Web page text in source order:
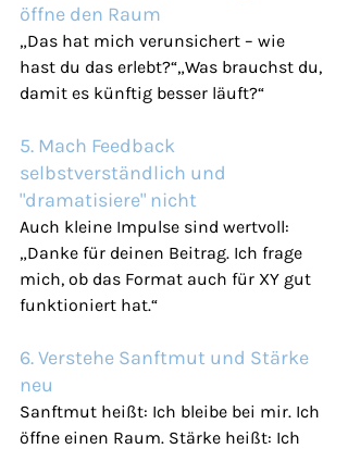
öffne den Raum
„Das hat mich verunsichert – wie
hast du das erlebt?“„Was brauchst du,
damit es künftig besser läuft?“
5. Mach Feedback
selbstverständlich und
"dramatisiere" nicht
Auch kleine Impulse sind wertvoll:
„Danke für deinen Beitrag. Ich frage
mich, ob das Format auch für XY gut
funktioniert hat.“
6. Verstehe Sanftmut und Stärke
neu
Sanftmut heißt: Ich bleibe bei mir. Ich
öffne einen Raum. Stärke heißt: Ich